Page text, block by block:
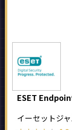
ESET
イーセットジ